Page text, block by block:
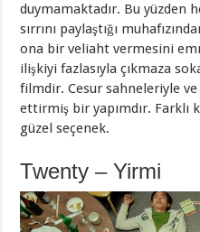
duymamaktadır. Bu yüzden
sırrını paylaştığı
ona bir veliaht vermesini
ilişkiyi fazlasıyla çıkmaza
filmdir. Cesur sahneleriyle
ettirmiş bir yapımdır. Farklı
güzel seçenek.
Twenty – Yirmi